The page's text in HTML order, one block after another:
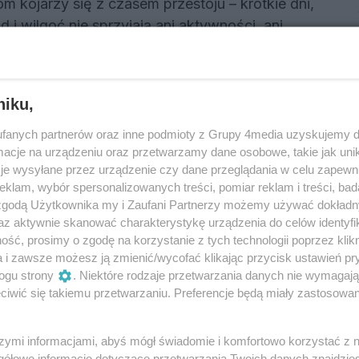
i wilgoć nie sprzyjają ani aktywności, ani
Dorośli, których system nie
obchodzony jest Tydzień Wiedzy o
Serca – inicjatywa mająca na celu
społecznej na temat najczęściej
wrodzonych u noworodków. Dzięki
medycyny dzieci z wrodzonymi wadami
jeszcze kilkadziesiąt lat temu nie miały szans
żyją, uczą się, pracują i zakładają rodziny.
swoją drugą stronę.
2
partnerów oraz inne podmioty z Grupy 4media uzyskujemy
na urządzeniu oraz przetwarzamy dane osobowe, takie jak
wysyłane przez urządzenie czy dane przeglądania w celu
wybór spersonalizowanych treści, pomiar reklam i treści,
Użytkownika my i Zaufani Partnerzy możemy używać
aktywnie skanować charakterystykę urządzenia do celów
prosimy o zgodę na korzystanie z tych technologii poprzez
i zawsze możesz ją zmienić/wycofać klikając przycisk ustawień
strony
. Niektóre rodzaje przetwarzania danych nie
się takiemu przetwarzaniu. Preferencje będą miały
informacjami, abyś mógł świadomie i komfortowo korzystać z